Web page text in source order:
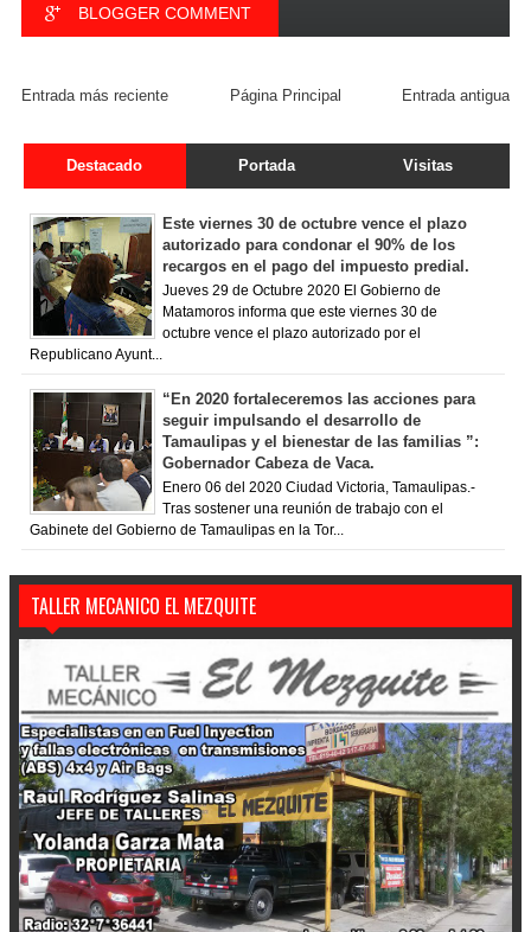
BLOGGER COMMENT
Entrada más reciente Entrada antigua
Página Principal
Destacado Portada Visitas
Este viernes 30 de octubre vence el plazo
autorizado para condonar el 90% de los
recargos en el pago del impuesto predial.
Jueves 29 de Octubre 2020 El Gobierno de
Matamoros informa que este viernes 30 de
octubre vence el plazo autorizado por el
Republicano Ayunt...
“En 2020 fortaleceremos las acciones para
seguir impulsando el desarrollo de
Tamaulipas y el bienestar de las familias ”:
Gobernador Cabeza de Vaca.
Enero 06 del 2020 Ciudad Victoria, Tamaulipas.-
Tras sostener una reunión de trabajo con el
Gabinete del Gobierno de Tamaulipas en la Tor...
TALLER MECANICO EL MEZQUITE